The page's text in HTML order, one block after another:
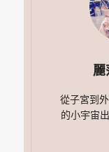
麗
從子宮到
的小宇宙